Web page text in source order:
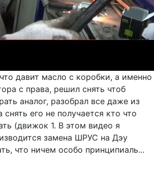
давит масло с коробки, а именно
с права, решил снять чтоб
аналог, разобрал все даже из
его не получается кто что
(движок 1. В этом видео я
замена ШРУС на Дэу
что ничем особо принципиаль...